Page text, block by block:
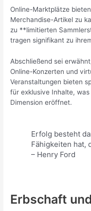
Online-Marktplätze
Merchandise-Artikel zu
zu **limitierten
tragen signifikant zu
Abschließend sei
Online-Konzerten und
Veranstaltungen bieten
für exklusive Inhalte,
Dimension eröffnet.
Erfolg besteht
Fähigkeiten hat,
– Henry Ford
Erbschaft